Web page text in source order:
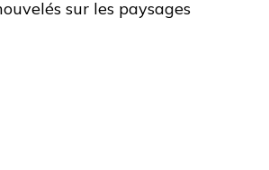
sur les paysages